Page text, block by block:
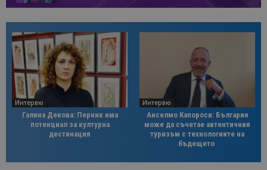
Интервю
Галина Декова: Перник има
потенциал за културна
дестинация
Интервю
Анселмо Капороси: България
може да съчетае автентичния
туризъм с технологиите на
бъдещето